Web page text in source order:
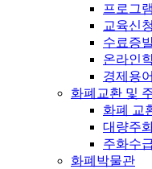
프로그
교육신청
수료증
온라인
경제용
화폐교환 및
화폐 교
대량주
주화수
화폐박물관